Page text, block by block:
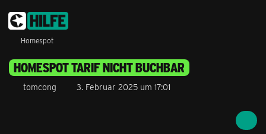
Homespot
HOMESPOT TARIF NICHT BUCHBAR
tomcong 3. Februar 2025 um 17:01